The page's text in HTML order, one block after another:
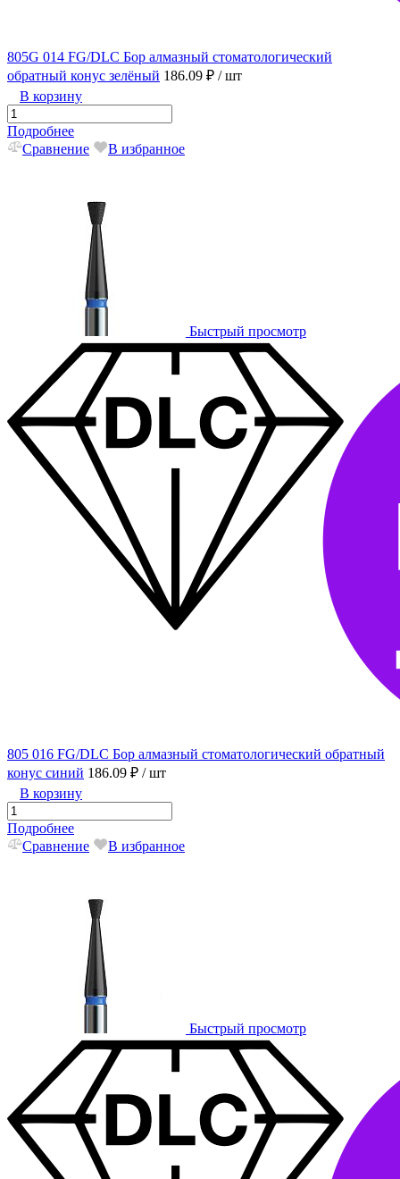
805G 014 FG/DLC Бор алмазный стоматологический
обратный конус зелёный 186.09 ₽ / шт
В корзину
Подробнее
Сравнение
В избранное
Быстрый просмотр
805 016 FG/DLC Бор алмазный стоматологический обратный
конус синий 186.09 ₽ / шт
В корзину
Подробнее
Сравнение
В избранное
Быстрый просмотр